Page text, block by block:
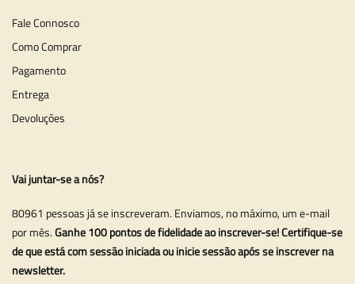
Fale Connosco
Como Comprar
Pagamento
Entrega
Devoluções
Vai juntar-se a nós?
80961 pessoas já se inscreveram. Enviamos, no máximo, um e-mail
por mês.Ganhe 100 pontos de fidelidade ao inscrever-se! Certifique-se
de que está com sessão iniciada ou inicie sessão após se inscrever na
newsletter.